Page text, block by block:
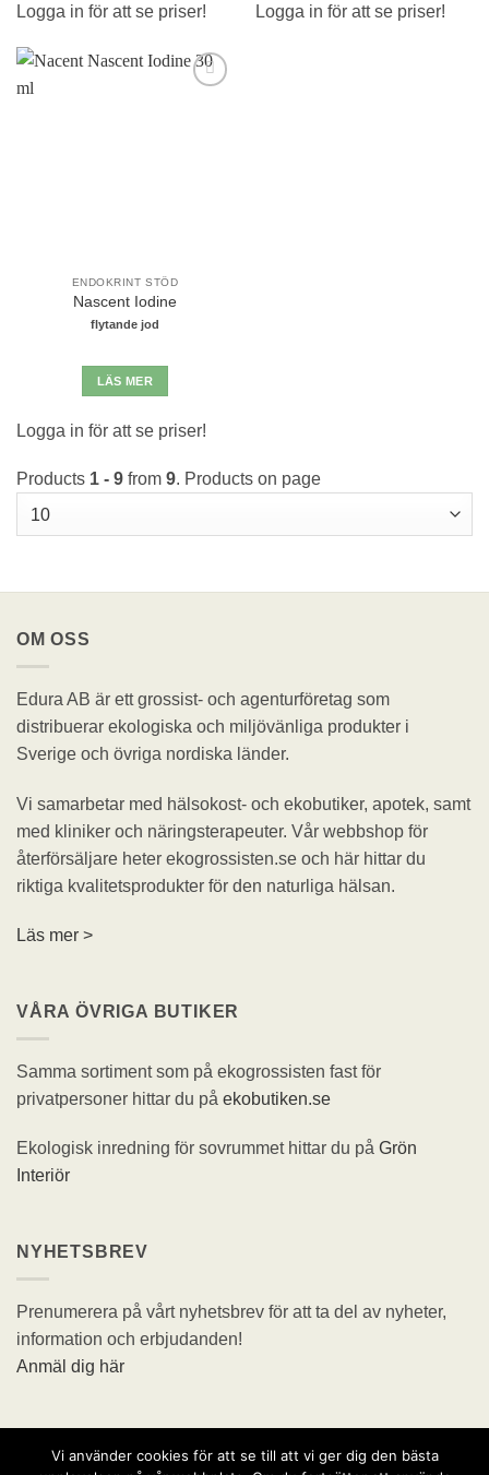
Logga in för att se priser! Logga in för att se priser!
ENDOKRINT STÖD
Nascent Iodine
flytande jod
LÄS MER
Logga in för att se priser!
Products 1 - 9 from 9. Products on page
OM OSS
Edura AB är ett grossist- och agenturföretag som
distribuerar ekologiska och miljövänliga produkter i
Sverige och övriga nordiska länder.
Vi samarbetar med hälsokost- och ekobutiker, apotek, samt
med kliniker och näringsterapeuter. Vår webbshop för
återförsäljare heter ekogrossisten.se och här hittar du
riktiga kvalitetsprodukter för den naturliga hälsan.
Läs mer >
VÅRA ÖVRIGA BUTIKER
Samma sortiment som på ekogrossisten fast för
privatpersoner hittar du på ekobutiken.se
Ekologisk inredning för sovrummet hittar du på Grön
Interiör
NYHETSBREV
Prenumerera på vårt nyhetsbrev för att ta del av nyheter,
information och erbjudanden!
Anmäl dig här
Visa MasterCardSwish Maestro
Vi använder cookies för att se till att vi ger dig den bästa